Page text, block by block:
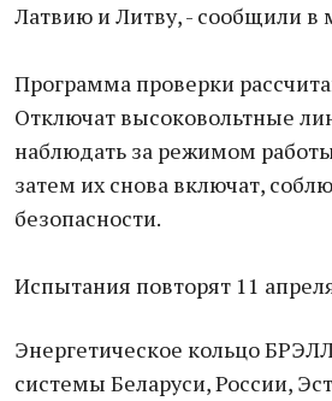
Латвию и Литву, - сообщили в
Программа проверки
Отключат высоковольтные
наблюдать за режимом
затем их снова включат,
безопасности.
Испытания повторят 11
Энергетическое кольцо
системы Беларуси, России,